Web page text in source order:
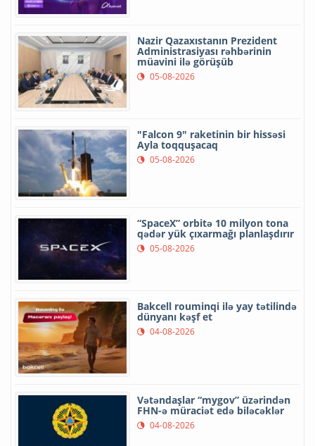
Nazir Qazaxıstanın Prezident
Administrasiyası rəhbərinin
müavini ilə görüşüb
05-08-2026
"Falcon 9" raketinin bir hissəsi
Ayla toqquşacaq
05-08-2026
“SpaceX” orbitə 10 milyon tona
qədər yük çıxarmağı planlaşdırır
05-08-2026
Bakcell rouminqi ilə yay tətilində
dünyanı kəşf et
04-08-2026
Vətəndaşlar “mygov” üzərindən
FHN-ə müraciət edə biləcəklər
04-08-2026